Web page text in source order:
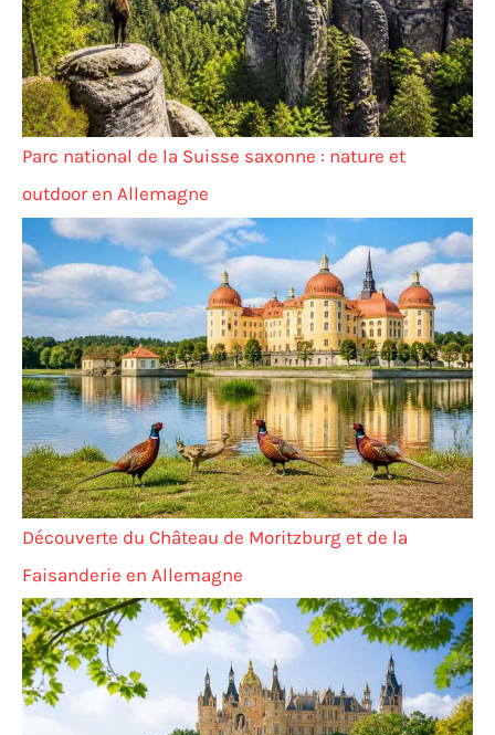
Parc national de la Suisse saxonne : nature et
outdoor en Allemagne
Découverte du Château de Moritzburg et de la
Faisanderie en Allemagne